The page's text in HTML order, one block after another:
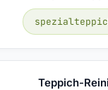
Teppich-